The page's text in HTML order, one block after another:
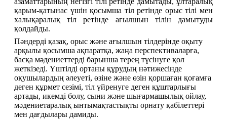
қарым-қатынас үшін қосымша тіл ретінде орыс тілі мен
халықаралық тіл ретінде ағылшын тілін дамытуды
қолдайды.
Пәндерді қазақ, орыс және ағылшын тілдерінде оқыту
арқылы қосымша ақпаратқа, жаңа перспективаларға,
басқа мәдениеттерді барынша терең түсінуге қол
жеткізеді. Үштілді ортаны құрудың нәтижесінде
оқушылардың әлеуеті, өзіне және өзін қоршаған қоғамға
деген құрмет сезімі, тіл үйренуге деген құштарлығы
артады, икемді болу, сыни және шығармашылық ойлау,
мәдениетаралық ынтымақтастықты орнату қабілеттері
мен дағдылары дамиды.